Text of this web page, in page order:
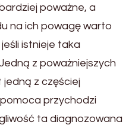
poważne, a
na ich powagę warto
istnieje taka
z poważniejszych
z częściej
przychodzi
ta diagnozowana